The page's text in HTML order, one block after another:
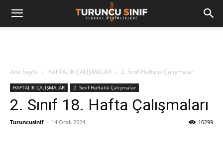
Ana Sayfa HAFTALIK ÇALIŞMALAR 2. Sınıf Haftalık Çalışmalar
HAFTALIK ÇALIŞMALAR 2. Sınıf Haftalık Çalışmalar
2. Sınıf 18. Hafta Çalışmaları
Turuncusinif - 14 Ocak 2024 10299